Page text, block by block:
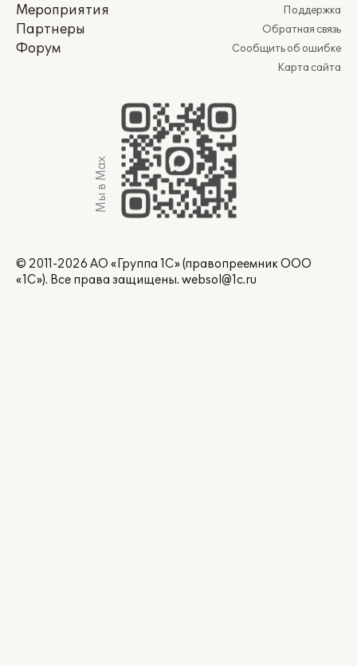
Мероприятия
Партнеры
Форум
Поддержка
Обратная связь
Сообщить об ошибке
Карта сайта
Мы в Max
© 2011-2026 АО «Группа 1С» (правопреемник ООО
«1С»). Все права защищены. websol@1c.ru